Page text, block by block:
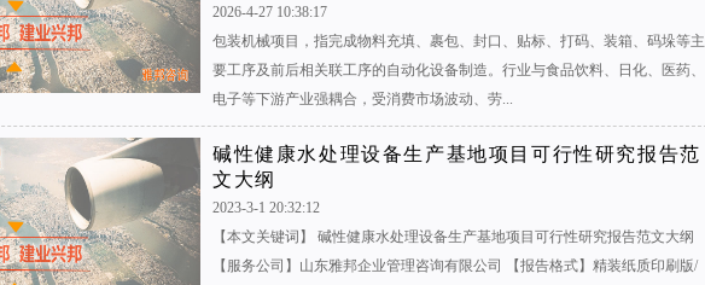
2026-4-27 10:38:17
包装机械项目，指完成物料充填、裹包、封口、贴标、打码、装箱、码垛等主
要工序及前后相关联工序的自动化设备制造。行业与食品饮料、日化、医药、
电子等下游产业强耦合，受消费市场波动、劳...
碱性健康水处理设备生产基地项目可行性研究报告范
文大纲
2023-3-1 20:32:12
【本文关键词】 碱性健康水处理设备生产基地项目可行性研究报告范文大纲
【服务公司】山东雅邦企业管理咨询有限公司 【报告格式】精装纸质印刷版/